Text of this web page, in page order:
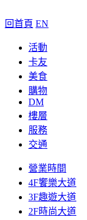
回首頁 EN
活動
卡友
美食
購物
DM
樓層
服務
交通
營業時間
4F饗樂大道
3F趣遊大道
2F時尚大道